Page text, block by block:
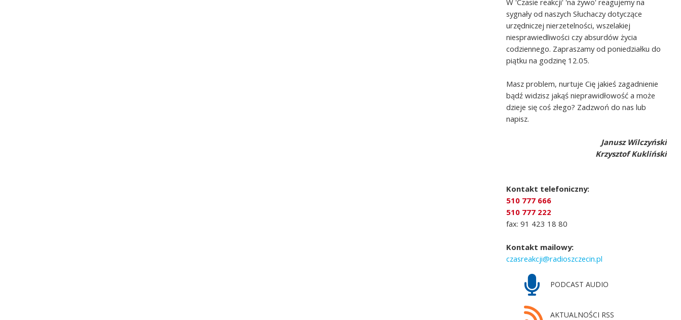
sygnały od naszych Słuchaczy dotyczące
urzędniczej nierzetelności, wszelakiej
niesprawiedliwości czy absurdów życia
codziennego. Zapraszamy od poniedziałku do
piątku na godzinę 12.05.
Masz problem, nurtuje Cię jakieś zagadnienie
bądź widzisz jakąś nieprawidłowość a może
dzieje się coś złego? Zadzwoń do nas lub
napisz.
Janusz Wilczyński
Krzysztof Kukliński
Kontakt telefoniczny:
510 777 666
510 777 222
fax: 91 423 18 80
Kontakt mailowy:
czasreakcji@radioszczecin.pl
PODCAST AUDIO
AKTUALNOŚCI RSS